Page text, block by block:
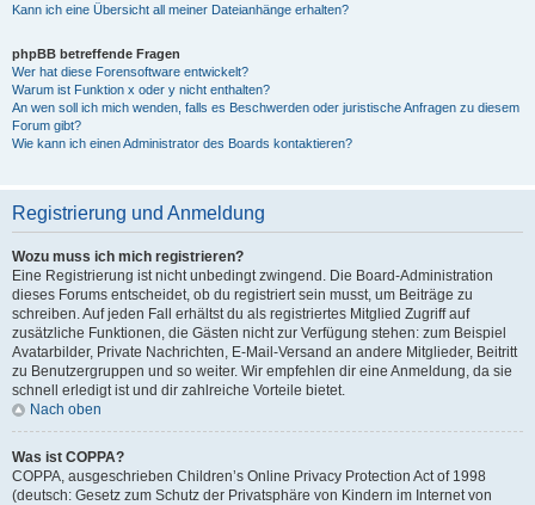
Kann ich eine Übersicht all meiner Dateianhänge erhalten?
phpBB betreffende Fragen
Wer hat diese Forensoftware entwickelt?
Warum ist Funktion x oder y nicht enthalten?
An wen soll ich mich wenden, falls es Beschwerden oder juristische Anfragen zu diesem
Forum gibt?
Wie kann ich einen Administrator des Boards kontaktieren?
Registrierung und Anmeldung
Wozu muss ich mich registrieren?
Eine Registrierung ist nicht unbedingt zwingend. Die Board-Administration
dieses Forums entscheidet, ob du registriert sein musst, um Beiträge zu
schreiben. Auf jeden Fall erhältst du als registriertes Mitglied Zugriff auf
zusätzliche Funktionen, die Gästen nicht zur Verfügung stehen: zum Beispiel
Avatarbilder, Private Nachrichten, E-Mail-Versand an andere Mitglieder, Beitritt
zu Benutzergruppen und so weiter. Wir empfehlen dir eine Anmeldung, da sie
schnell erledigt ist und dir zahlreiche Vorteile bietet.
Nach oben
Was ist COPPA?
COPPA, ausgeschrieben Children’s Online Privacy Protection Act of 1998
(deutsch: Gesetz zum Schutz der Privatsphäre von Kindern im Internet von